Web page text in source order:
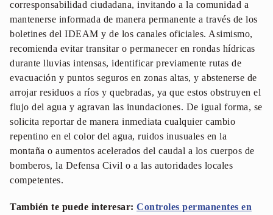
corresponsabilidad ciudadana, invitando a la comunidad a
mantenerse informada de manera permanente a través de los
boletines del IDEAM y de los canales oficiales. Asimismo,
recomienda evitar transitar o permanecer en rondas hídricas
durante lluvias intensas, identificar previamente rutas de
evacuación y puntos seguros en zonas altas, y abstenerse de
arrojar residuos a ríos y quebradas, ya que estos obstruyen el
flujo del agua y agravan las inundaciones. De igual forma, se
solicita reportar de manera inmediata cualquier cambio
repentino en el color del agua, ruidos inusuales en la
montaña o aumentos acelerados del caudal a los cuerpos de
bomberos, la Defensa Civil o a las autoridades locales
competentes.
También te puede interesar: Controles permanentes en